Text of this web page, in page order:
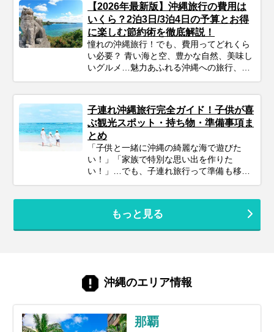
旅行をスタートさせるための準備を始めま
しょう♪
【2026年最新版】沖縄旅行の費用は
いくら？2泊3日/3泊4日の予算とお得
に楽しむ節約術を徹底解説！
憧れの沖縄旅行！でも、費用ってどれくら
い必要？ 青い海と空、豊かな自然、美味し
いグルメ…魅力あふれる沖縄への旅行、考
えている方も多いのではないでしょうか。
でも、気になるのが「実際いくらかかる
の？」という費用面。旅行費用は、時期や
日数、過ごし方によって大きく変わりま
す。 この記事では、沖縄旅行のリアルな予
算感から、賢く費用を抑えるコツ、予算別
のモデルプランまで、あなたの旅行計画に
役立つ情報をギュッとまとめてお届けしま
旅行を実現しましょう。
子連れ沖縄旅行完全ガイド！子供が喜
ぶ観光スポット・持ち物・準備事項ま
とめ
「子供と一緒に沖縄の綺麗な海で遊びた
い！」「家族で特別な思い出を作りた
い！」…でも、子連れ旅行って準備も移動
ます。 このガイドでは、子連れファミリー
が沖縄旅行を思いっきり楽しむための、計
で、不安を解消し、笑顔あふれる家族旅行
を実現しましょう♪
もっと見る
沖縄のエリア情報
那覇